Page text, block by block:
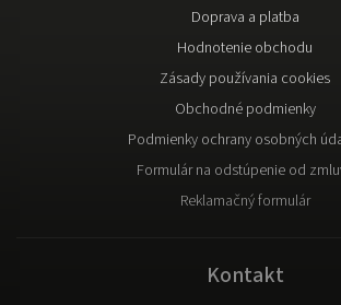
Doprava a platba
Hodnotenie obchodu
Zásady používania cookies
Obchodné podmienky
Podmienky ochrany osobných
Formulár na odstúpenie od
Reklamačný formulár
Kontakt